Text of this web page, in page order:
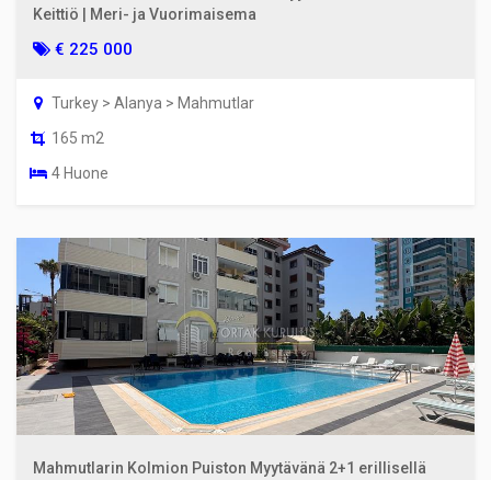
Keittiö | Meri- ja Vuorimaisema
€ 225 000
Turkey > Alanya > Mahmutlar
165 m2
4 Huone
Mahmutlarin Kolmion Puiston Myytävänä 2+1 erillisellä